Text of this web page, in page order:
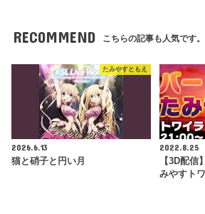
RECOMMEND こちらの記事も人気です。
たみやすともえ
2026.6.13
猫と硝子と円い月
2022.8.25
【3D配信
みやすト